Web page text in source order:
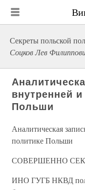
Секреты польской
Соцков Лев
внутренней
Польши
Аналитическая
политике Польши
СОВЕРШЕННО
ИНО ГУГБ НКВД